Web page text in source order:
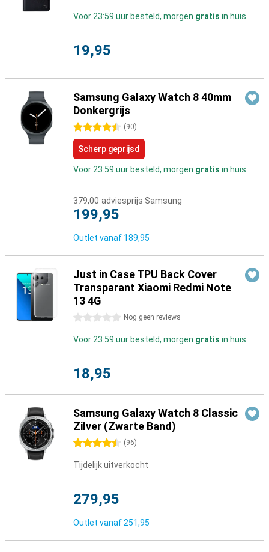
Voor 23:59 uur besteld, morgen gratis in huis
19,95
Samsung Galaxy Watch 8 40mm
Donkergrijs
4.5 sterren (90)
Scherp geprijsd
Voor 23:59 uur besteld, morgen gratis in huis
379,00 adviesprijs Samsung
199,95
Outlet vanaf 189,95
Just in Case TPU Back Cover
Transparant Xiaomi Redmi Note
13 4G
0 sterren Nog geen reviews
Voor 23:59 uur besteld, morgen gratis in huis
18,95
Samsung Galaxy Watch 8 Classic
Zilver (Zwarte Band)
4.5 sterren (96)
Tijdelijk uitverkocht
279,95
Outlet vanaf 251,95